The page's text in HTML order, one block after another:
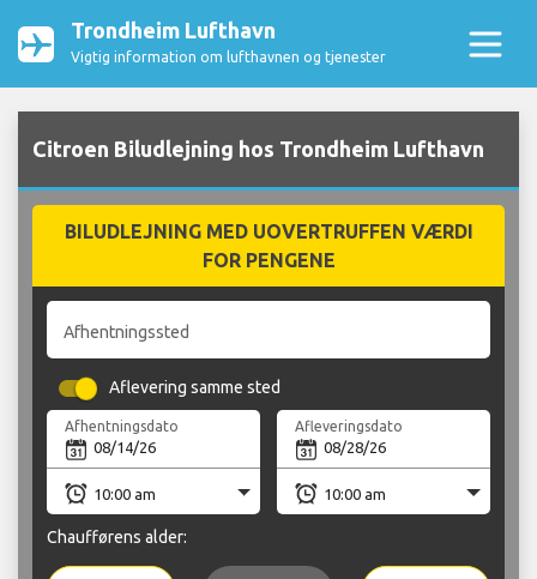
Trondheim Lufthavn
Vigtig information om lufthavnen og tjenester
Citroen Biludlejning hos Trondheim Lufthavn
BILUDLEJNING MED UOVERTRUFFEN VÆRDI
FOR PENGENE
Afhentningssted
Aflevering samme sted
Afhentningsdato Afleveringsdato
Chaufførens alder: